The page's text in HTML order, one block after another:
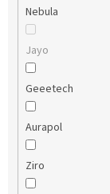
Nebula
Jayo
Geeetech
Aurapol
Ziro